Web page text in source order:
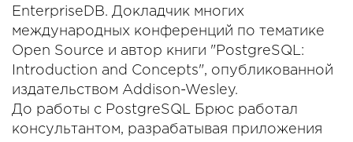
EnterpriseDB. Докладчик многих
международных конференций по тематике
Open Source и автор книги "PostgreSQL:
Introduction and Concepts", опубликованной
издательством Addison-Wesley.
До работы с PostgreSQL Брюс работал
консультантом, разрабатывая приложения